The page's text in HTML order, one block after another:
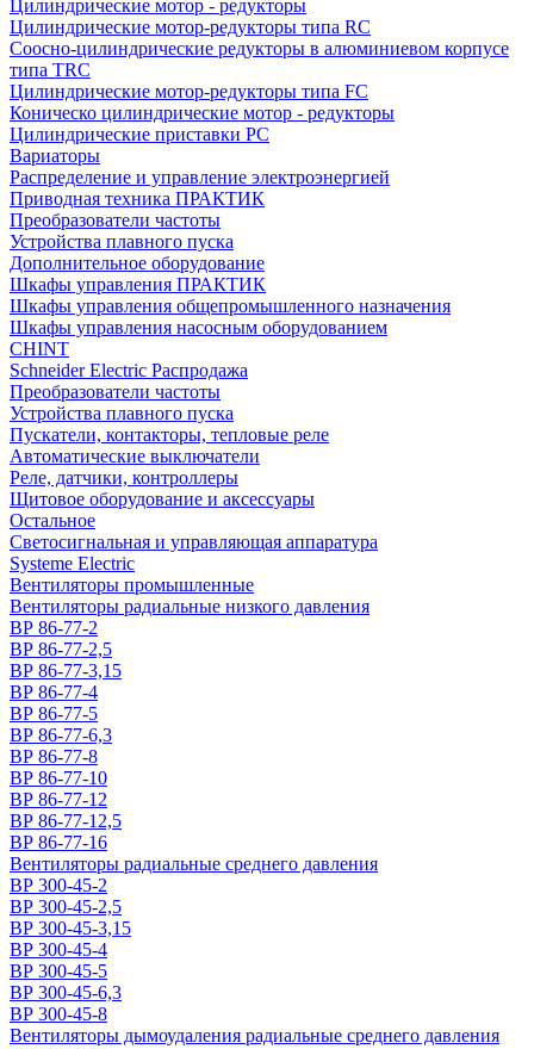
Цилиндрические мотор - редукторы
Цилиндрические мотор-редукторы типа RC
Соосно-цилиндрические редукторы в алюминиевом корпусе
типа TRC
Цилиндрические мотор-редукторы типа FC
Коническо цилиндрические мотор - редукторы
Цилиндрические приставки PC
Вариаторы
Распределение и управление электроэнергией
Приводная техника ПРАКТИК
Преобразователи частоты
Устройства плавного пуска
Дополнительное оборудование
Шкафы управления ПРАКТИК
Шкафы управления общепромышленного назначения
Шкафы управления насосным оборудованием
CHINT
Schneider Electric Распродажа
Преобразователи частоты
Устройства плавного пуска
Пускатели, контакторы, тепловые реле
Автоматические выключатели
Реле, датчики, контроллеры
Щитовое оборудование и аксессуары
Остальное
Светосигнальная и управляющая аппаратура
Systeme Electric
Вентиляторы промышленные
Вентиляторы радиальные низкого давления
ВР 86-77-2
ВР 86-77-2,5
ВР 86-77-3,15
ВР 86-77-4
ВР 86-77-5
ВР 86-77-6,3
ВР 86-77-8
ВР 86-77-10
ВР 86-77-12
ВР 86-77-12,5
ВР 86-77-16
Вентиляторы радиальные среднего давления
ВР 300-45-2
ВР 300-45-2,5
ВР 300-45-3,15
ВР 300-45-4
ВР 300-45-5
ВР 300-45-6,3
ВР 300-45-8
Вентиляторы дымоудаления радиальные среднего давления